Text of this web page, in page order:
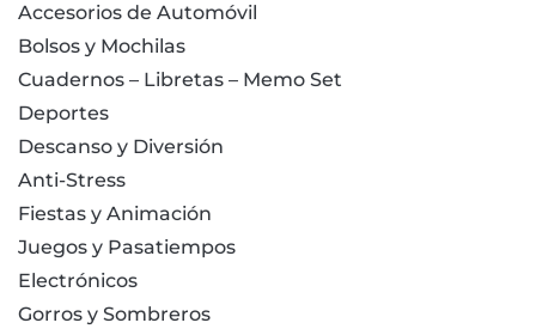
Accesorios de Automóvil
Bolsos y Mochilas
Cuadernos – Libretas – Memo Set
Deportes
Descanso y Diversión
Anti-Stress
Fiestas y Animación
Juegos y Pasatiempos
Electrónicos
Gorros y Sombreros